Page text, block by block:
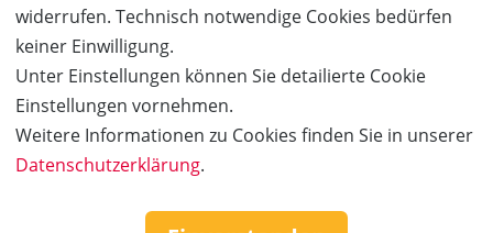
widerrufen. Technisch notwendige Cookies bedürfen
keiner Einwilligung.
Unter Einstellungen können Sie detailierte Cookie
Einstellungen vornehmen.
Weitere Informationen zu Cookies finden Sie in unserer
Datenschutzerklärung.
Chamäleon Theater
AUSVERKAUFT
Gutschein
Ort:Berlin-Mitte
30,- €